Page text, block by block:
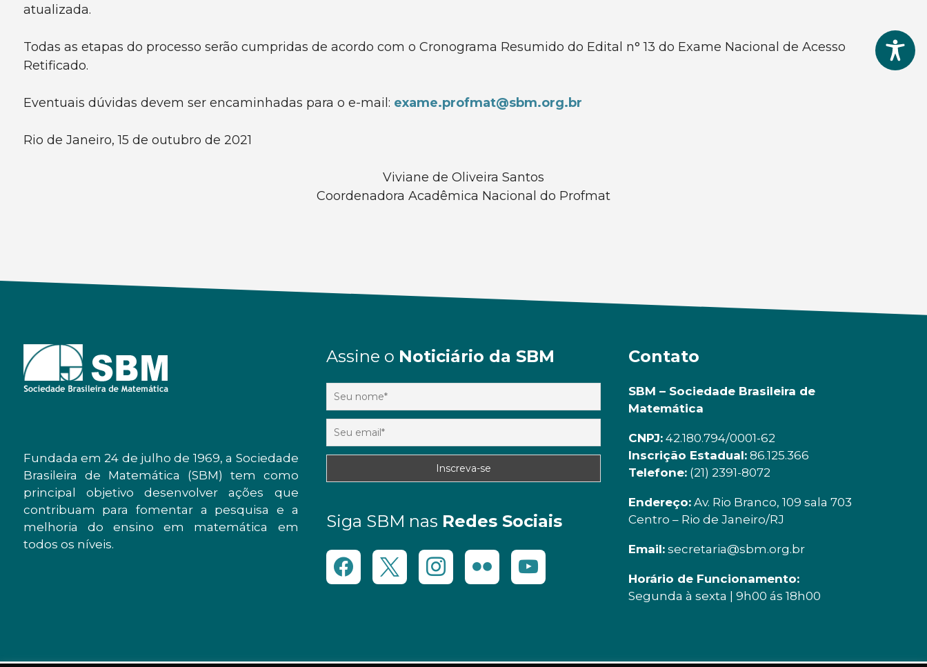
atualizada.
Todas as etapas do processo serão cumpridas de acordo com o Cronograma Resumido do Edital n° 13 do Exame Nacional de Acesso
Retificado.
Eventuais dúvidas devem ser encaminhadas para o e-mail: exame.profmat@sbm.org.br
Rio de Janeiro, 15 de outubro de 2021
Viviane de Oliveira Santos
Coordenadora Acadêmica Nacional do Profmat
Fundada em 24 de julho de 1969, a Sociedade
Brasileira de Matemática (SBM) tem como
principal objetivo desenvolver ações que
contribuam para fomentar a pesquisa e a
melhoria do ensino em matemática em
todos os níveis.
Assine o Noticiário da SBM
Siga SBM nas Redes Sociais
Contato
SBM – Sociedade Brasileira de
Matemática
CNPJ: 42.180.794/0001-62
Inscrição Estadual: 86.125.366
Telefone: (21) 2391-8072
Endereço: Av. Rio Branco, 109 sala 703
Centro – Rio de Janeiro/RJ
Email: secretaria@sbm.org.br
Horário de Funcionamento:
Segunda à sexta | 9h00 ás 18h00